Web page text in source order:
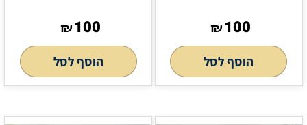
₪100
הוסף לסל
₪100
הוסף לסל